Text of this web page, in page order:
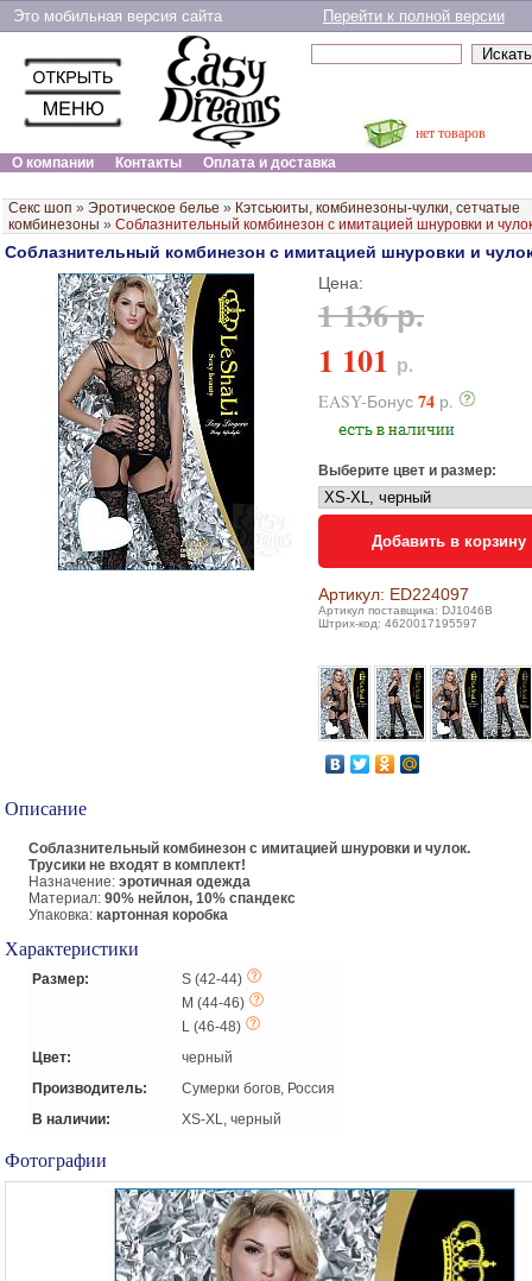
Это мобильная версия сайта Перейти к полной версии
нет товаров
О компании
Контакты Оплата и доставка
Секс шоп » Эротическое белье » Кэтсьюиты, комбинезоны-чулки, сетчатые
комбинезоны » Соблазнительный комбинезон с имитацией шнуровки и
Соблазнительный комбинезон с имитацией шнуровки и
Цена:
1 136 р.
1 101 р.
EASY-Бонус 74 р.
Выберите цвет и размер:
Добавить в корзину
Артикул: ED224097
Артикул поставщика: DJ1046B
Штрих-код: 4620017195597
Описание
Соблазнительный комбинезон с имитацией шнуровки и чулок.
Трусики не входят в комплект!
Назначение: эротичная одежда
Материал: 90% нейлон, 10% спандекс
Упаковка: картонная коробка
Характеристики
Размер:
S (42-44)
M (44-46)
L (46-48)
Цвет:
черный
Производитель:
Сумерки богов, Россия
В наличии:
XS-XL, черный
Фотографии